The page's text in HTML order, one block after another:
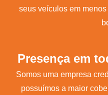
seus veículos em
Presença em
Somos uma empresa
possuímos a maior